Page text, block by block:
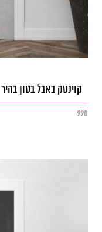
קוינטק באבל בטון בהיר IPW557
990